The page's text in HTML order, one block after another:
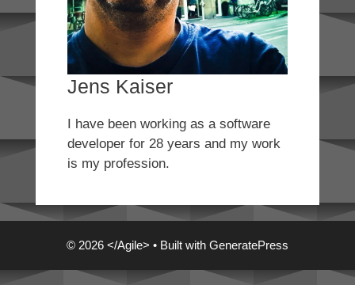
Jens Kaiser
I have been working as a software
developer for 28 years and my work
is my profession.
© 2026 </Agile> • Built with GeneratePress